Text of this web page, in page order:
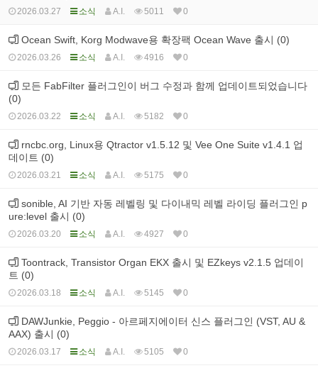
2026.03.27 소식 A.I. 5011 0
Ocean Swift, Korg Modwave용 확장팩 Ocean Wave 출시 (0)
2026.03.26 소식 A.I. 4916 0
모든 FabFilter 플러그인이 버그 수정과 함께 업데이트되었습니다
(0)
2026.03.22 소식 A.I. 5182 0
rncbc.org, Linux용 Qtractor v1.5.12 및 Vee One Suite v1.4.1 업
데이트 (0)
2026.03.21 소식 A.I. 5175 0
sonible, AI 기반 자동 레벨링 및 다이내믹 레벨 라이딩 플러그인 p
ure:level 출시 (0)
2026.03.20 소식 A.I. 4927 0
Toontrack, Transistor Organ EKX 출시 및 EZkeys v2.1.5 업데이
트 (0)
2026.03.18 소식 A.I. 5145 0
DAWJunkie, Peggio - 아르페지에이터 신스 플러그인 (VST, AU &
AAX) 출시 (0)
2026.03.17 소식 A.I. 5105 0